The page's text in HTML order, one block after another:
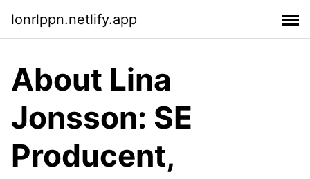
lonrlppn.netlify.app
About Lina
Jonsson: SE
Producent,